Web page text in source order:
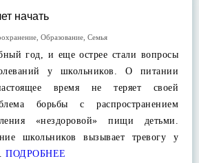
начать
Образование Семья
год, и еще острее стали вопросы
у школьников. О питании
время не теряет своей
борьбы с распространением
«нездоровой» пищи детьми.
школьников вызывает тревогу у
ПОДРОБНЕЕ